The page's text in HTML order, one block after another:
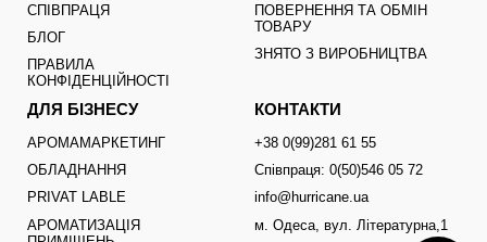
СПІВПРАЦЯ
БЛОГ
ПРАВИЛА
КОНФІДЕНЦІЙНОСТІ
ПОВЕРНЕННЯ ТА ОБМІН
ТОВАРУ
ЗНЯТО З ВИРОБНИЦТВА
ДЛЯ БІЗНЕСУ
АРОМАМАРКЕТИНГ
ОБЛАДНАННЯ
PRIVAT LABLE
АРОМАТИЗАЦІЯ
КОНТАКТИ
+38 0(99)281 61 55
Співпраця: 0(50)546 05 72
info@hurricane.ua
м. Одеса, вул. Літературна,1